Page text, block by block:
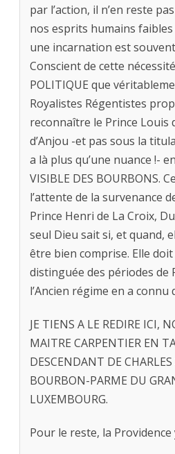
par l’action, il n’en reste
nos esprits humains faibles
une incarnation est
Conscient de cette
POLITIQUE que
Royalistes Régentistes
reconnaître le Prince Louis
d’Anjou -et pas sous la
a là plus qu’une nuance !-
VISIBLE DES BOURBONS.
l’attente de la survenance
Prince Henri de La Croix,
seul Dieu sait si, et quand,
être bien comprise. Elle doit
distinguée des périodes de
l’Ancien régime en a connu
JE TIENS A LE REDIRE ICI,
MAITRE CARPENTIER EN
DESCENDANT DE
BOURBON-PARME DU
LUXEMBOURG.
Pour le reste, la